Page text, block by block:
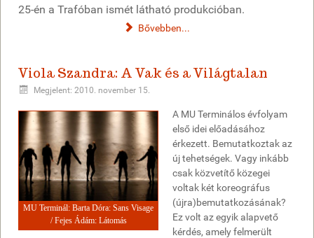
25-én a Trafóban ismét látható produkcióban.
Bővebben...
Viola Szandra: A Vak és a Világtalan
Megjelent: 2010. november 15.
MU Terminál: Barta Dóra: Sans Visage
/ Fejes Ádám: Látomás
A MU Terminálos évfolyam
első idei előadásához
érkezett. Bemutatkoztak az
új tehetségek. Vagy inkább
csak közvetítő közegei
voltak két koreográfus
(újra)bemutatkozásának?
Ez volt az egyik alapvető
kérdés, amely felmerült